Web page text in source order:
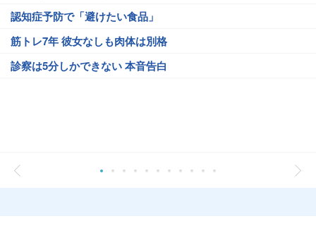
認知症予防で「避けたい食品」
筋トレ7年 彼女なしも肉体は別格
診察は5分しかできない 本音告白